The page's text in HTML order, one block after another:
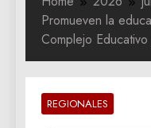
Promueven la
Complejo
REGIONALES